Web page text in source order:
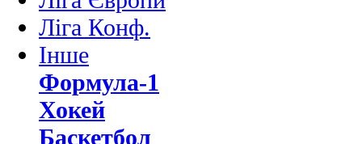
Ліга Конф.
Інше
Формула-1
Хокей
Баскетбол